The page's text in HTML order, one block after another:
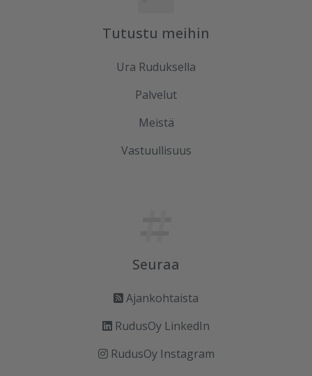
Tutustu meihin
Ura Ruduksella
Palvelut
Meistä
Vastuullisuus
Seuraa
Ajankohtaista
RudusOy LinkedIn
RudusOy Instagram